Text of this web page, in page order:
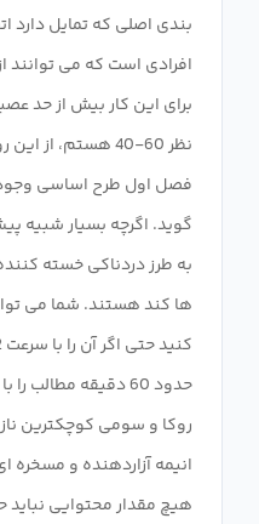
بندی اصلی که تمایل دارد
افرادی است که می توانند
برای این کار بیش از حد
نظر 60-40 هستم، از
فصل اول طرح اساسی
گوید. اگرچه بسیار شبیه
به طرز دردناکی خسته
روکا و سومی کوچکترین
انیمه آزاردهنده و مسخره
هیچ مقدار محتوایی نباید